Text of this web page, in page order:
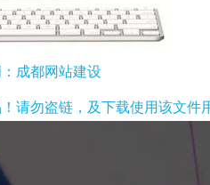
成都网站建设
请勿盗链，及下载使用该文件